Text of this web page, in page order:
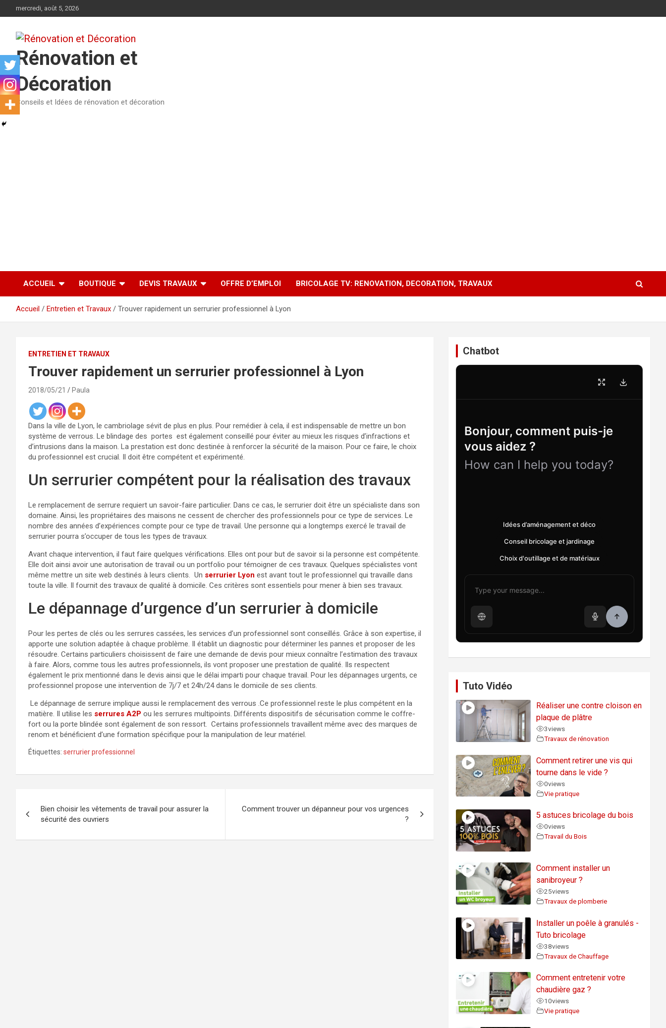
au
mercredi, août 5, 2026
Rénovation et
Décoration
Conseils et Idées de rénovation et décoration
ACCUEIL BOUTIQUE DEVIS TRAVAUX OFFRE D’EMPLOI BRICOLAGE TV: RENOVATION, DECORATION, TRAVAUX
Accueil Entretien et Travaux Trouver rapidement un serrurier professionnel à Lyon
ENTRETIEN ET TRAVAUX
Trouver rapidement un serrurier professionnel à Lyon
2018/05/21 Paula
Dans la ville de Lyon, le cambriolage sévit de plus en plus. Pour remédier à cela, il est indispensable de mettre un bon
système de verrous. Le blindage des portes est également conseillé pour éviter au mieux les risques d’infractions et
d’intrusions dans la maison. La prestation est donc destinée à renforcer la sécurité de la maison. Pour ce faire, le choix
du professionnel est crucial. Il doit être compétent et expérimenté.
Un serrurier compétent pour la réalisation des travaux
Le remplacement de serrure requiert un savoir-faire particulier. Dans ce cas, le serrurier doit être un spécialiste dans son
domaine. Ainsi, les propriétaires des maisons ne cessent de chercher des professionnels pour ce type de services. Le
nombre des années d’expériences compte pour ce type de travail. Une personne qui a longtemps exercé le travail de
serrurier pourra s’occuper de tous les types de travaux.
Avant chaque intervention, il faut faire quelques vérifications. Elles ont pour but de savoir si la personne est compétente.
Elle doit ainsi avoir une autorisation de travail ou un portfolio pour témoigner de ces travaux. Quelques spécialistes vont
même mettre un site web destinés à leurs clients. Un serrurier Lyon est avant tout le professionnel qui travaille dans
toute la ville. Il fournit des travaux de qualité à domicile. Ces critères sont essentiels pour mener à bien ses travaux.
Le dépannage d’urgence d’un serrurier à domicile
Pour les pertes de clés ou les serrures cassées, les services d’un professionnel sont conseillés. Grâce à son expertise, il
apporte une solution adaptée à chaque problème. Il établit un diagnostic pour déterminer les pannes et proposer de les
résoudre. Certains particuliers choisissent de faire une demande de devis pour mieux connaître l’estimation des travaux
à faire. Alors, comme tous les autres professionnels, ils vont proposer une prestation de qualité. Ils respectent
également le prix mentionné dans le devis ainsi que le délai imparti pour chaque travail. Pour les dépannages urgents, ce
professionnel propose une intervention de 7j/7 et 24h/24 dans le domicile de ses clients.
Le dépannage de serrure implique aussi le remplacement des verrous .Ce professionnel reste le plus compétent en la
matière. Il utilise les serrures A2P ou les serrures multipoints. Différents dispositifs de sécurisation comme le coffre-
fort ou la porte blindée sont également de son ressort. Certains professionnels travaillent même avec des marques de
renom et bénéficient d’une formation spécifique pour la manipulation de leur matériel.
Étiquettes: serrurier professionnel
de
l’article
Bien choisir les vêtements de travail pour assurer la
sécurité des ouvriers
Comment trouver un dépanneur pour vos urgences
?
Chatbot
Bonjour, comment puis-je
vous aidez ?
How can I help you today?
Idées d’aménagement et déco
Conseil bricolage et jardinage
Choix d'outillage et de matériaux
Tuto Vidéo
Réaliser une contre cloison en
plaque de plâtre
3views
Travaux de rénovation
Comment retirer une vis qui
tourne dans le vide ?
0views
Vie pratique
5 astuces bricolage du bois
0views
Travail du Bois
Comment installer un
sanibroyeur ?
25views
Travaux de plomberie
Installer un poêle à granulés -
Tuto bricolage
38views
Travaux de Chauffage
Comment entretenir votre
chaudière gaz ?
10views
Vie pratique